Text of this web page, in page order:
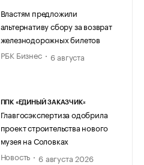
Властям предложили
альтернативу сбору за возврат
железнодорожных билетов
РБК Бизнес
6 августа
ППК «ЕДИНЫЙ ЗАКАЗЧИК»
Главгосэкспертиза одобрила
проект строительства нового
музея на Соловках
Новость
6 августа 2026